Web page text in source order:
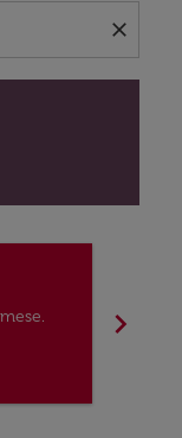
close
chevron_right